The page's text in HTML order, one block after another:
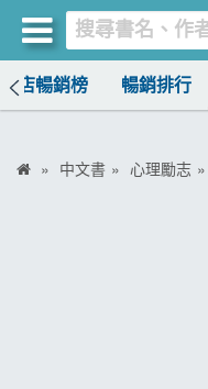
書店暢銷榜 暢銷排行
中文書 心理勵志
買書網
首頁